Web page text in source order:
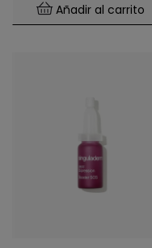
Añadir al carrito